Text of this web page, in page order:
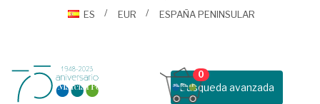
ES
EUR ESPAÑA PENINSULAR
Busqueda avanzada
0